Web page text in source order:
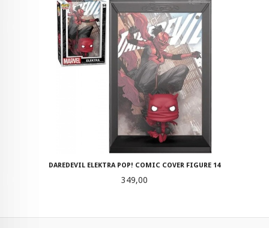
DAREDEVIL ELEKTRA POP! COMIC COVER FIGURE 14
Pris
349,00